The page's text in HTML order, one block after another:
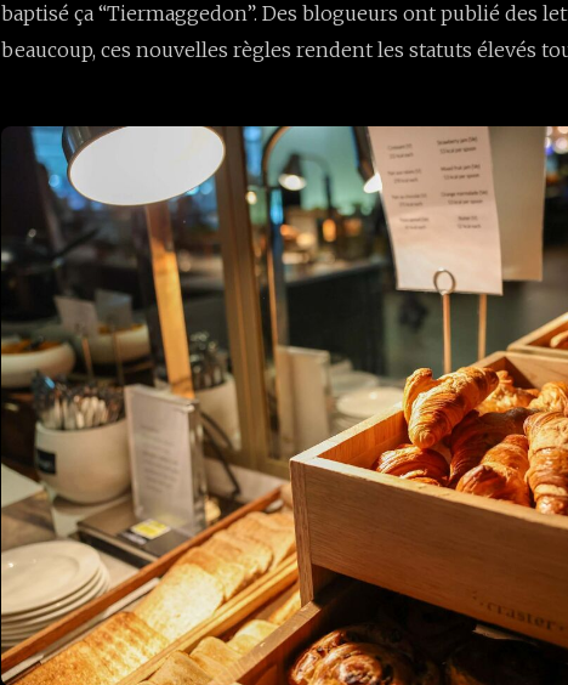
baptisé ça “Tiermaggedon”. Des blogueurs ont publié des
beaucoup, ces nouvelles règles rendent les statuts élevés